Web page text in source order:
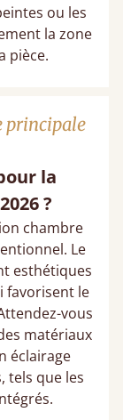
ou les
la zone
pièce.
principale
la
?
chambre
Le
esthétiques
favorisent le
vous
matériaux
éclairage
tels que les